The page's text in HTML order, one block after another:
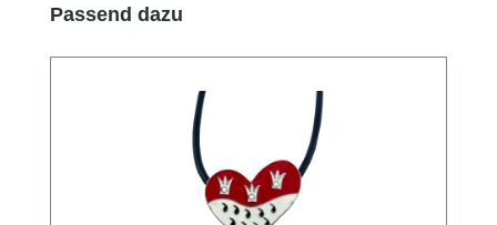
Produktgalerie überspringen
Passend dazu